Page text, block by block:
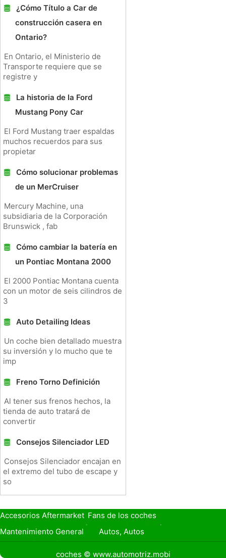
¿Cómo Título a Car de
construcción casera en
Ontario?
En Ontario, el Ministerio de
Transporte requiere que se
registre y
La historia de la Ford
Mustang Pony Car
El Ford Mustang traer espaldas
muchos recuerdos para sus
propietar
Cómo solucionar problemas
de un MerCruiser
Mercury Machine, una
subsidiaria de la Corporación
Brunswick , fab
Cómo cambiar la batería en
un Pontiac Montana 2000
El 2000 Pontiac Montana cuenta
con un motor de seis cilindros de
3
Auto Detailing Ideas
Un coche bien detallado muestra
su inversión y lo mucho que te
imp
Freno Torno Definición
Al tener sus frenos hechos, la
tienda de auto tratará de
convertir
Consejos Silenciador LED
Consejos Silenciador encajan en
el extremo del tubo de escape y
so
Accesorios Aftermarket Fans de los coches
Seguro de Coche
Préstamos y Financiación
Mantenimiento General
Autos, Autos
Seguridad Vial
Combustibles
coches © www.automotriz.mobi